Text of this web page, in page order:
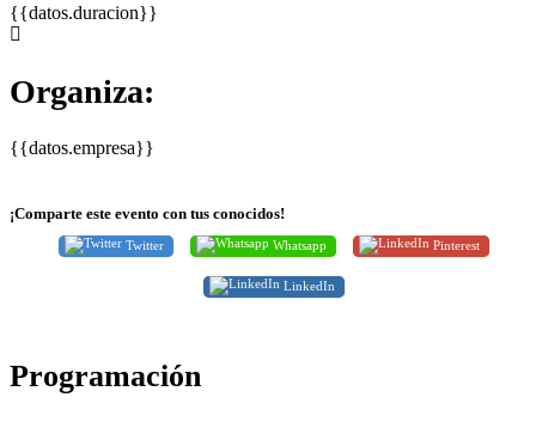
{{datos.duracion}}
Organiza:
{{datos.empresa}}
¡Comparte este evento con tus conocidos!
Twitter Whatsapp Pinterest
LinkedIn
Programación